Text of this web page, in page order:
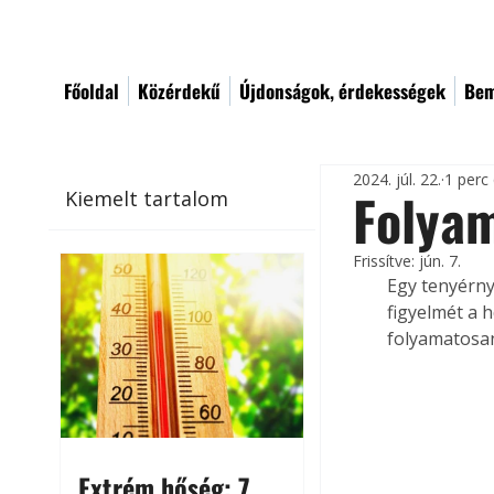
Főoldal Közérdekű Újdonságok, érdekességek
Kiemelt tartalom
2024. júl. 22. 1 perc
Frissítve: jún. 7.
Egy
figyelmét a